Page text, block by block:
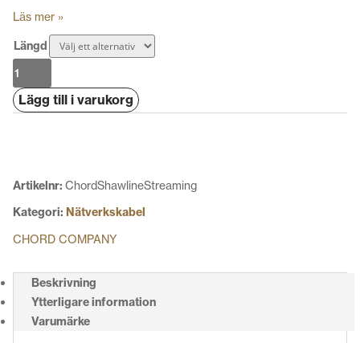
Läs mer »
Längd
Chord
Shawline
Streaming
Lägg till i varukorg
Artikelnr: ChordShawlineStreaming
Kategori: Nätverkskabel
CHORD COMPANY
Beskrivning
Ytterligare information
Varumärke